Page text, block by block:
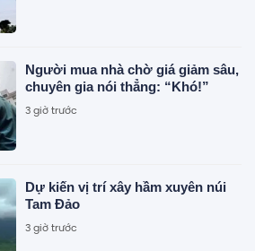
Người mua nhà chờ giá giảm sâu,
chuyên gia nói thẳng: “Khó!”
3 giờ trước
Dự kiến vị trí xây hầm xuyên núi
Tam Đảo
3 giờ trước